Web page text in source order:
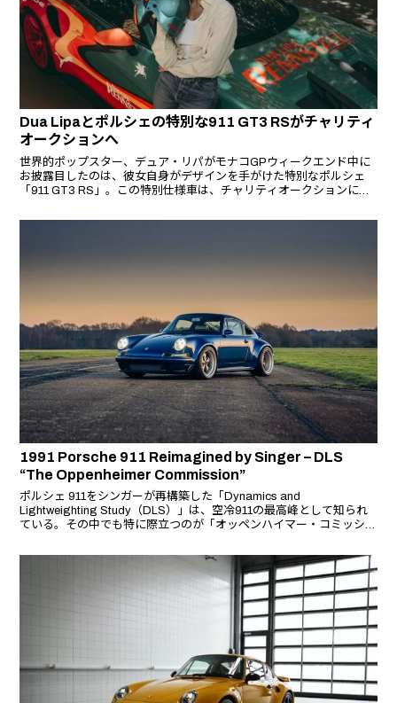
Dua Lipaとポルシェの特別な911 GT3 RSがチャリティ
オークションへ
世界的ポップスター、デュア・リパがモナコGPウィークエンド中に
お披露目したのは、彼女自身がデザインを手がけた特別なポルシェ
「911 GT3 RS」。この特別仕様車は、チャリティオークションに出
される予定である。
1991 Porsche 911 Reimagined by Singer – DLS
“The Oppenheimer Commission”
ポルシェ 911をシンガーが再構築した「Dynamics and
Lightweighting Study（DLS）」は、空冷911の最高峰として知られ
ている。その中でも特に際立つのが「オッペンハイマー・コミッショ
唯一無二の存在だ。